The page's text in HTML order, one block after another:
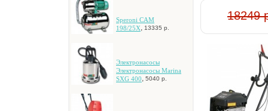
Speroni CAM
198/25X, 13335 р.
Элeктpoнacocы
Элeктpoнacocы Marina
SXG 400, 5040 р.
18249